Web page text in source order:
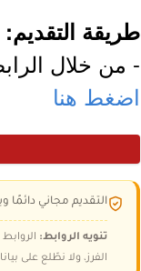
طريقة التقديم:
- من خلال
اضغط هنا
التقديم مجاني دائمًا
تنويه الروابط:
الفرز، ولا نطّلع على